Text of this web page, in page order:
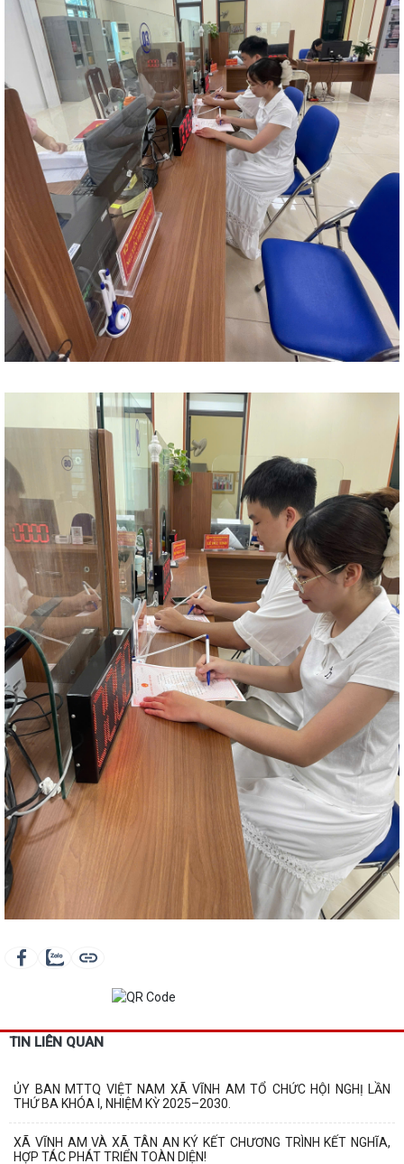
TIN LIÊN QUAN
ỦY BAN MTTQ VIỆT NAM XÃ VĨNH AM TỔ CHỨC HỘI NGHỊ LẦN
THỨ BA KHÓA I, NHIỆM KỲ 2025–2030.
XÃ VĨNH AM VÀ XÃ TÂN AN KÝ KẾT CHƯƠNG TRÌNH KẾT NGHĨA,
HỢP TÁC PHÁT TRIỂN TOÀN DIỆN!